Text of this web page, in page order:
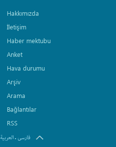
Hakkımızda
İletişim
Haber mektubu
Anket
Hava durumu
Arşiv
Arama
Bağlantılar
RSS
العربیة.فارسی